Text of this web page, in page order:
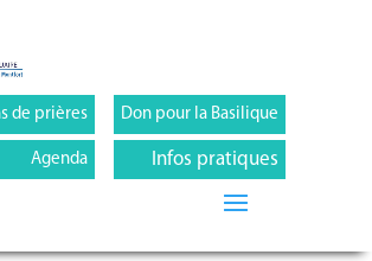
de prières
Agenda
Don pour la Basilique
Infos pratiques